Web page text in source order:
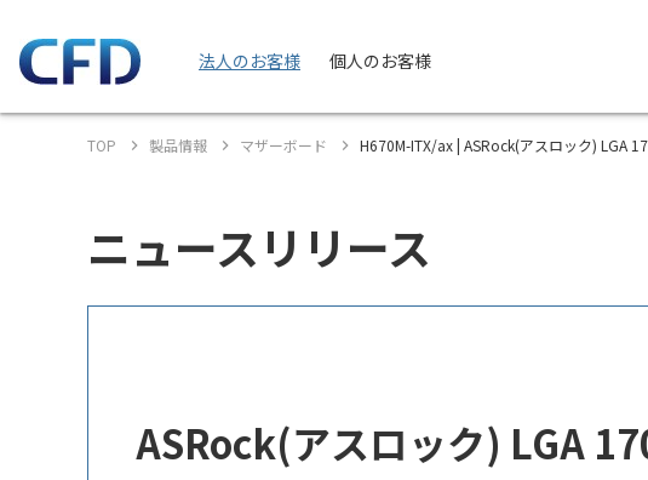
法人のお客様 個人のお客様
TOP 製品情報 マザーボード H670M-ITX/ax | ASRock(アスロック) LGA
ニュースリリース
ASRock(アスロック) LGA